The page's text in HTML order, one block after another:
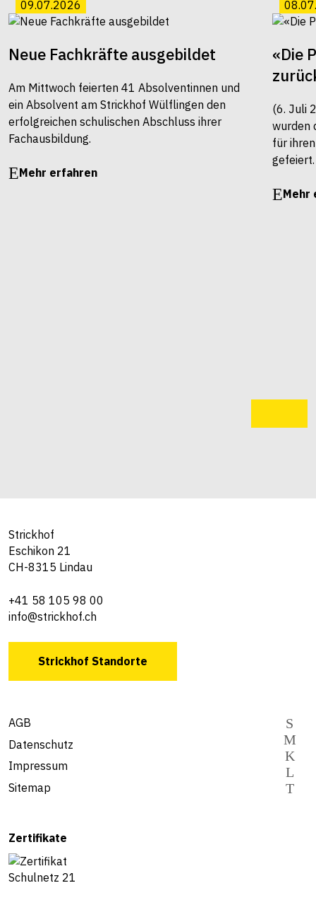
09.07.2026
Neue Fachkräfte ausgebildet
Am Mittwoch feierten 41 Absolventinnen und
ein Absolvent am Strickhof Wülflingen den
erfolgreichen schulischen Abschluss ihrer
Fachausbildung.
Mehr erfahren
«Die
(6. Juli
wurden
für
gefeiert.
Mehr
Strickhof
Eschikon 21
CH-8315 Lindau
+41 58 105 98 00
info@strickhof.ch
Strickhof Standorte
AGB
Datenschutz
Impressum
Sitemap
Zertifikate